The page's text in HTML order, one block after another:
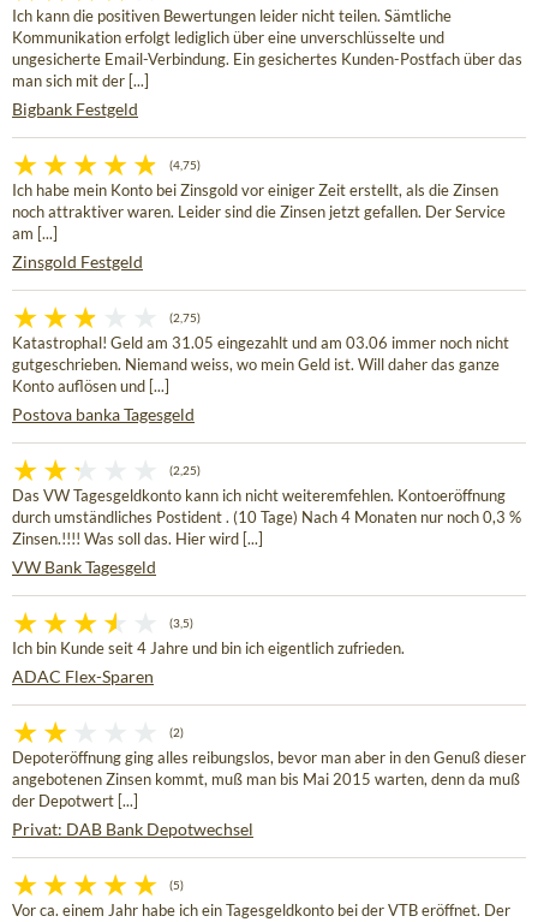
Ich kann die positiven Bewertungen leider nicht teilen. Sämtliche
Kommunikation erfolgt lediglich über eine unverschlüsselte und
ungesicherte Email-Verbindung. Ein gesichertes Kunden-Postfach über das
man sich mit der [...]
Bigbank Festgeld
(4,75)
Ich habe mein Konto bei Zinsgold vor einiger Zeit erstellt, als die Zinsen
noch attraktiver waren. Leider sind die Zinsen jetzt gefallen. Der Service
am [...]
Zinsgold Festgeld
(2,75)
Katastrophal! Geld am 31.05 eingezahlt und am 03.06 immer noch nicht
gutgeschrieben. Niemand weiss, wo mein Geld ist. Will daher das ganze
Konto auflösen und [...]
Postova banka Tagesgeld
(2,25)
Das VW Tagesgeldkonto kann ich nicht weiteremfehlen. Kontoeröffnung
durch umständliches Postident . (10 Tage) Nach 4 Monaten nur noch 0,3 %
Zinsen.!!!! Was soll das. Hier wird [...]
VW Bank Tagesgeld
(3,5)
Ich bin Kunde seit 4 Jahre und bin ich eigentlich zufrieden.
ADAC Flex-Sparen
(2)
Depoteröffnung ging alles reibungslos, bevor man aber in den Genuß dieser
angebotenen Zinsen kommt, muß man bis Mai 2015 warten, denn da muß
der Depotwert [...]
Privat: DAB Bank Depotwechsel
(5)
Vor ca. einem Jahr habe ich ein Tagesgeldkonto bei der VTB eröffnet. Der